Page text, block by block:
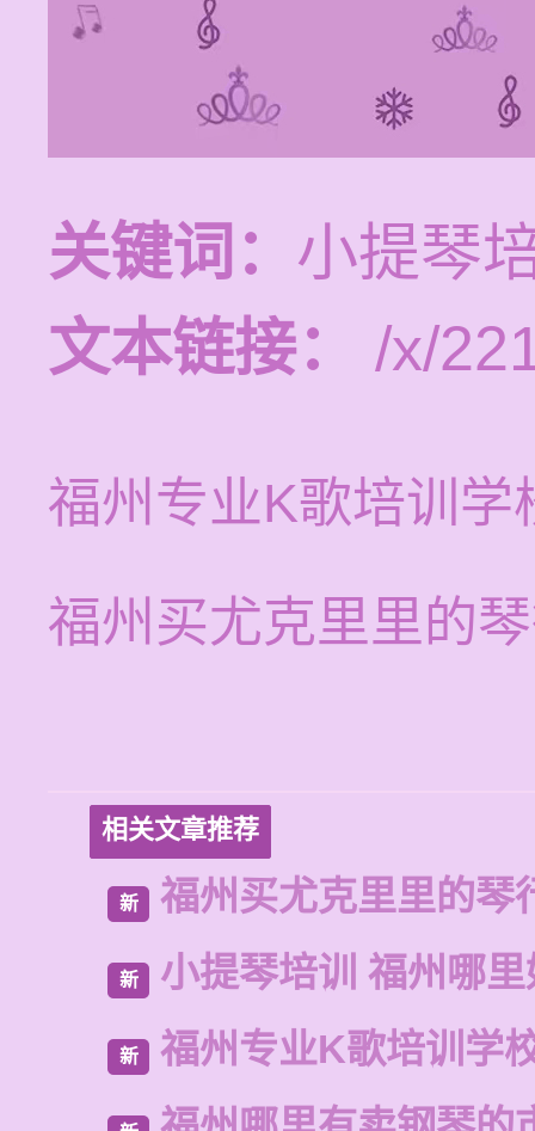
关键词： 小提琴
文本链接：
/x/
福州专业K歌培训学
福州买尤克里里的
相关文章推荐
新 福州买尤克里里的琴
新 小提琴培训 福州哪
新 福州专业K歌培训学